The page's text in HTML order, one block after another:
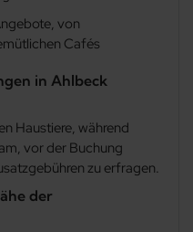
von
Cafés
in Ahlbeck
Haustiere, während
vor der Buchung
zu erfragen.
der